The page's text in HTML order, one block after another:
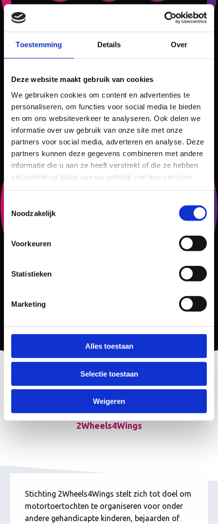
Toestemming Details Over
Deze website maakt gebruik van cookies
We gebruiken cookies om content en advertenties te
personaliseren, om functies voor social media te bieden
en om ons websiteverkeer te analyseren. Ook delen we
informatie over uw gebruik van onze site met onze
partners voor social media, adverteren en analyse. Deze
partners kunnen deze gegevens combineren met andere
informatie die u aan ze heeft verstrekt of die ze hebben
verzameld op basis van uw gebruik van hun services.
Noodzakelijk
Voorkeuren
Statistieken
Marketing
Alles toestaan
Selectie toestaan
Weigeren
Stalling voor een trike
2Wheels4Wings
Stichting 2Wheels4Wings stelt zich tot doel om
motortoertochten te organiseren voor onder
andere gehandicapte kinderen, bejaarden of